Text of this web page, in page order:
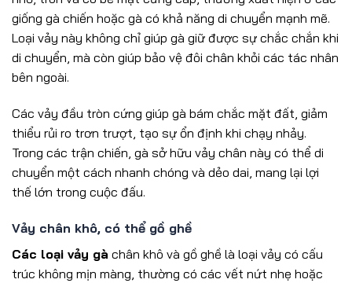
giống gà chiến hoặc gà có khả năng di chuyển mạnh mẽ.
Loại vảy này không chỉ giúp gà giữ được sự chắc chắn khi
di chuyển, mà còn giúp bảo vệ đôi chân khỏi các tác nhân
bên ngoài.
Các vảy đầu tròn cứng giúp gà bám chắc mặt đất, giảm
thiểu rủi ro trơn trượt, tạo sự ổn định khi chạy nhảy.
Trong các trận chiến, gà sở hữu vảy chân này có thể di
chuyển một cách nhanh chóng và dẻo dai, mang lại lợi
thế lớn trong cuộc đấu.
Vảy chân khô, có thể gồ ghề
Các loại vảy gà chân khô và gồ ghề là loại vảy có cấu
trúc không mịn màng, thường có các vết nứt nhẹ hoặc